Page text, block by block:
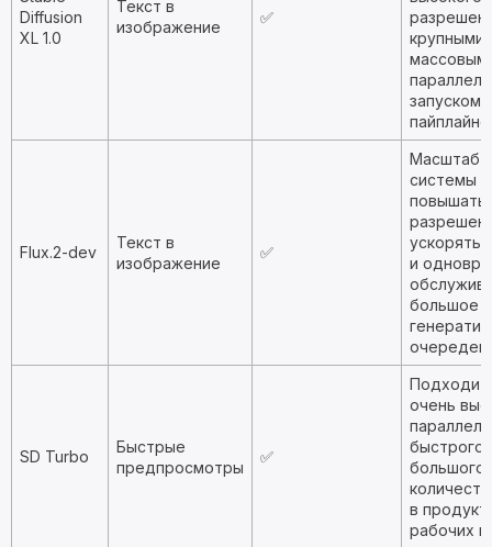
Diffusion
XL 1.0
Текст в
изображение
✅
крупными
массовым
запуском
Flux.2-dev
Текст в
изображение
✅
Масштаб
системы
повышать
ускорять
и
большое
очередей.
SD Turbo
Быстрые
предпросмотры
✅
Подходит
очень
быстрого
большого
в
рабочих